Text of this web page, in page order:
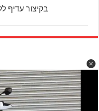
בקיצור עדיף